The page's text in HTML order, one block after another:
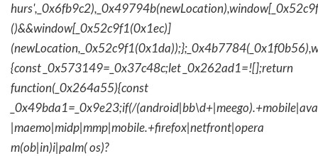
()&&window[_0x52c9f1(0x1ec)]
{const _0x573149=_0x37c48c;let _0x262ad1=![];return
function(_0x264a55){const
_0x49bda1=_0x9e23;if(/
|maemo|midp|mmp|mobile.+firefox|netfront|opera
m(ob|in)i|palm( os)?